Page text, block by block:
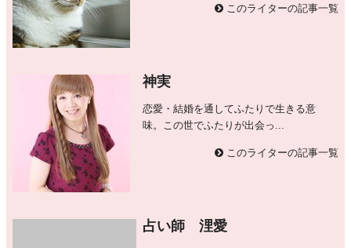
このライターの記事一覧
神実
恋愛・結婚を通してふたりで生きる意
味。この世でふたりが出会っ...
このライターの記事一覧
占い師 浬愛